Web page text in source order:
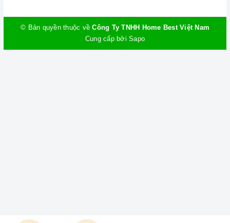
© Bản quyền thuộc vềCông Ty TNHH Home Best Việt Nam
Cung cấp bởiSapo